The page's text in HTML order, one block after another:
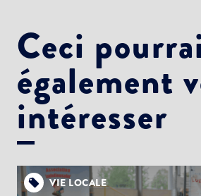
Ceci
également
intéresser
VIE LOCALE
Choisissez votre
Alertes Mail
Newsletter Culture